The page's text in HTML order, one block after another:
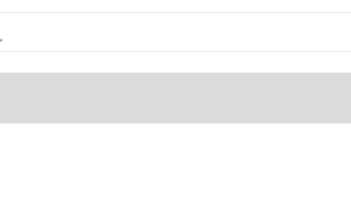
PAKSA SEPASANG KEKASIH MAIN